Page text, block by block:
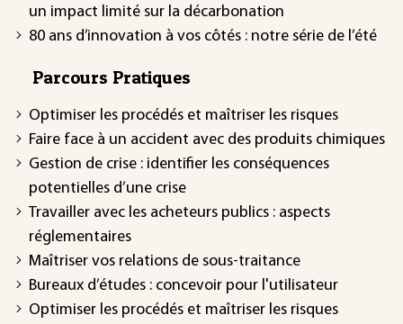
un impact limité sur la décarbonation
80 ans d’innovation à vos côtés : notre série de l’été
Parcours Pratiques
Optimiser les procédés et maîtriser les risques
Faire face à un accident avec des produits chimiques
Gestion de crise : identifier les conséquences
potentielles d’une crise
Travailler avec les acheteurs publics : aspects
réglementaires
Maîtriser vos relations de sous-traitance
Bureaux d’études : concevoir pour l'utilisateur
Optimiser les procédés et maîtriser les risques